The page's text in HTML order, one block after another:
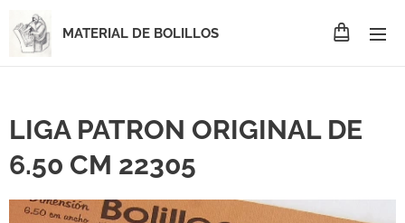
MATERIAL DE BOLILLOS
LIGA PATRON ORIGINAL DE
6.50 CM 22305